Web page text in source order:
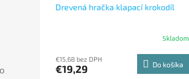
Drevená hračka klapací krokodíl
Skladom
€15,68 bez DPH
€19,29 Do košíka